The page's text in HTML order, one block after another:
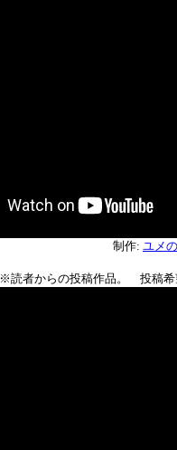
制作: ユメ
※読者からの投稿作品。 投稿